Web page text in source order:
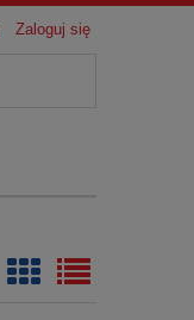
Zaloguj się